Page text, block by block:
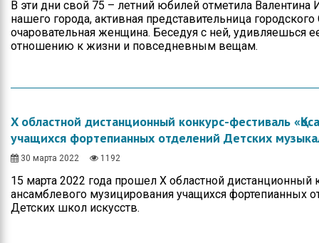
В эти дни свой 75 – летний юбилей отметила
нашего города, активная представительница
очаровательная женщина. Беседуя с ней, удивляешься
отношению к жизни и повседневным вещам.
X областной дистанционный конкурс-фестиваль
учащихся фортепианных отделений Детских
30 марта 2022 1192
15 марта 2022 года прошел X областной дистанционный
ансамблевого музицирования учащихся фортепианных
Детских школ искусств.